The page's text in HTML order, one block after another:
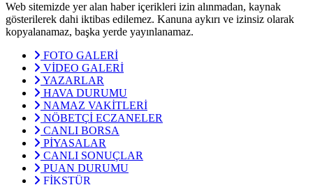
Web sitemizde yer alan haber içerikleri izin alınmadan, kaynak
gösterilerek dahi iktibas edilemez. Kanuna aykırı ve izinsiz olarak
kopyalanamaz, başka yerde yayınlanamaz.
FOTO GALERİ
VİDEO GALERİ
YAZARLAR
HAVA DURUMU
NAMAZ VAKİTLERİ
NÖBETÇİ ECZANELER
CANLI BORSA
PİYASALAR
CANLI SONUÇLAR
PUAN DURUMU
FİKSTÜR